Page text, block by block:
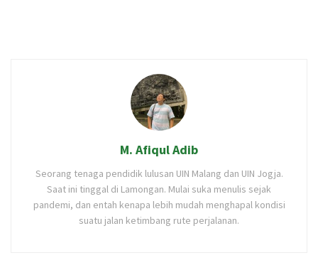
M. Afiqul Adib
Seorang tenaga pendidik lulusan UIN Malang dan UIN Jogja.
Saat ini tinggal di Lamongan. Mulai suka menulis sejak
pandemi, dan entah kenapa lebih mudah menghapal kondisi
suatu jalan ketimbang rute perjalanan.